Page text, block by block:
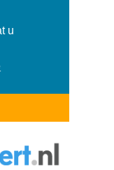
u